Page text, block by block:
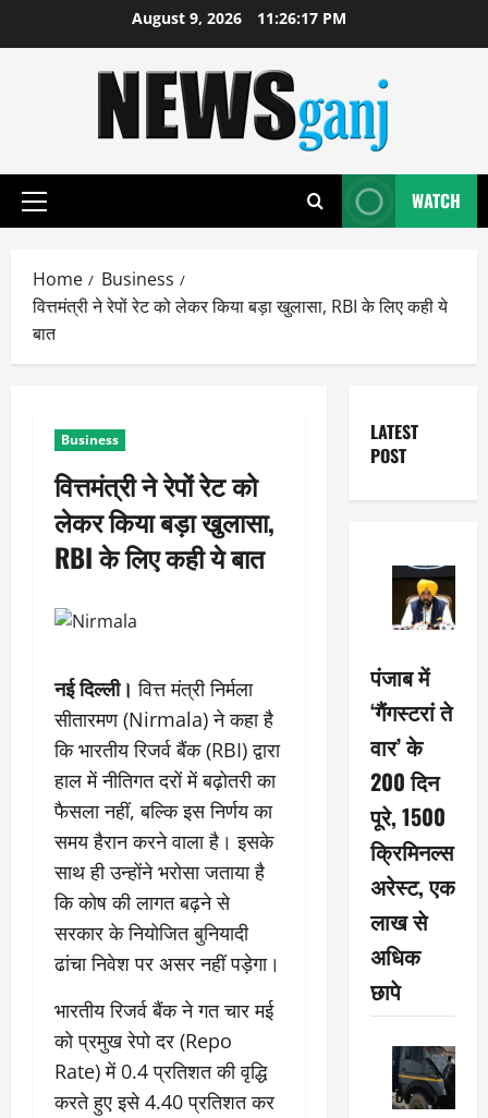
August 9, 2026 11:26:17 PM
Primary
WATCH
Home
Business
वित्तमंत्री ने रेपों रेट को लेकर किया बड़ा खुलासा, RBI के लिए कही ये
बात
Business
वित्तमंत्री ने रेपों रेट को
लेकर किया बड़ा खुलासा,
RBI के लिए कही ये बात
नई दिल्ली। वित्त मंत्री निर्मला
सीतारमण (Nirmala) ने कहा है
कि भारतीय रिजर्व बैंक (RBI) द्वारा
हाल में नीतिगत दरों में बढ़ोतरी का
फैसला नहीं, बल्कि इस निर्णय का
समय हैरान करने वाला है। इसके
साथ ही उन्होंने भरोसा जताया है
कि कोष की लागत बढ़ने से
सरकार के नियोजित बुनियादी
ढांचा निवेश पर असर नहीं पड़ेगा।
भारतीय रिजर्व बैंक ने गत चार मई
को प्रमुख रेपो दर (Repo
Rate) में 0.4 प्रतिशत की वृद्धि
करते हुए इसे 4.40 प्रतिशत कर
LATEST
POST
पंजाब में
‘गैंगस्टरां ते
वार’ के
200 दिन
पूरे, 1500
क्रिमिनल्स
अरेस्ट, एक
लाख से
अधिक
छापे